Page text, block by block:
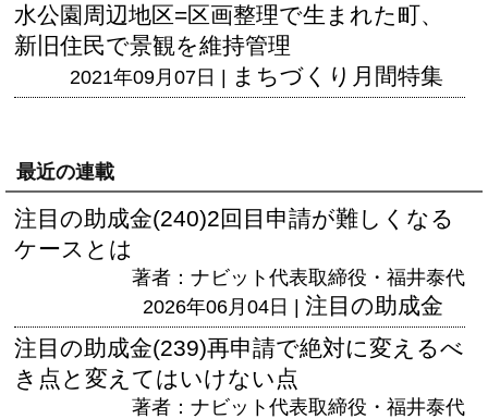
水公園周辺地区=区画整理で生まれた町、
新旧住民で景観を維持管理
2021年09月07日 | まちづくり月間特集
最近の連載
注目の助成金(240)2回目申請が難しくなる
ケースとは
著者：ナビット代表取締役・福井泰代
2026年06月04日 | 注目の助成金
注目の助成金(239)再申請で絶対に変えるべ
き点と変えてはいけない点
著者：ナビット代表取締役・福井泰代